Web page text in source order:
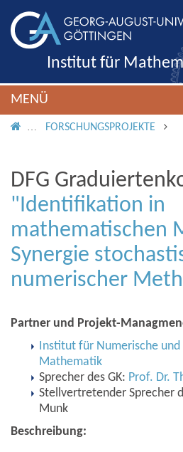
Institut für
MENÜ
IMS ROOTFORSCHUNGSPROJEKTE
DFG
"Identifikation in
mathematischen
Synergie
numerischer
Partner und Projekt-
Institut für Numerische
Mathematik
Sprecher des GK: Prof. Dr.
Stellvertretender Sprecher
Munk
Beschreibung: